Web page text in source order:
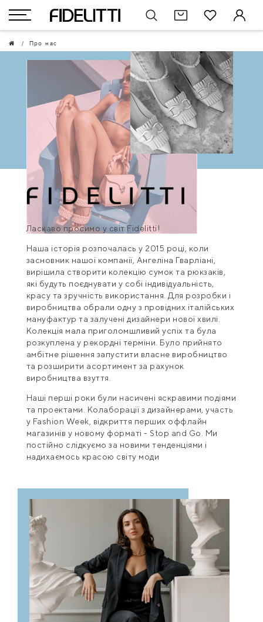
Про нас
Ласкаво просимо у світ Fidelitti!
Наша історія розпочалась у 2015 році, коли
засновник нашої компанії, Ангеліна Гварліані,
вирішила створити колекцію сумок та рюкзаків,
які будуть поєднувати у собі індивідуальність,
красу та зручність використання. Для розробки і
виробництва обрали одну з провідних італійських
мануфактур та залучені дизайнери нової хвилі.
Колекція мала приголомшливий успіх та була
розкуплена у рекордні терміни. Було прийнято
амбітне рішення запустити власне виробництво
та розширити асортимент за рахунок
виробництва взуття.
Наші перші роки були насичені яскравими подіями
та проектами. Колаборації з дизайнерами, участь
у Fashion Week, відкриття перших оффлайн
магазинів у новому форматі - Stop and Go. Ми
постійно слідкуємо за новими тенденціями і
надихаємось красою світу моди